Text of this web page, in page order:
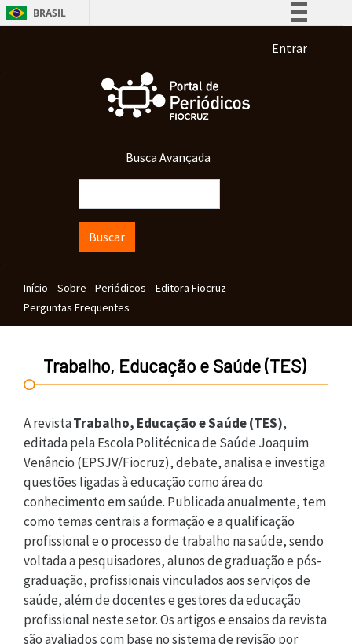
Pular para o conteúdo principal
BRASIL
Participe
Acesso à informação
Menu de
Entrar
Busca Avançada
Navegação principal
Início Sobre Periódicos
Editora Fiocruz
Perguntas Frequentes
Trabalho, Educação e Saúde (TES)
A revistaTrabalho, Educação e Saúde (TES),
editada pela Escola Politécnica de Saúde Joaquim
Venâncio (EPSJV/Fiocruz), debate, analisa e investiga
questões ligadas à educação como área do
conhecimento em saúde. Publicada anualmente, tem
como temas centrais a formação e a qualificação
profissional e o processo de trabalho na saúde, sendo
voltada a pesquisadores, alunos de graduação e pós-
graduação, profissionais vinculados aos serviços de
saúde, além de docentes e gestores da educação
profissional neste setor. Os artigos e ensaios da revista
são avaliados com base no sistema de revisão por